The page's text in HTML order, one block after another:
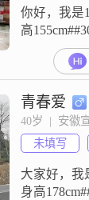
你好，我是
高
到5000元
##3002##
##3002##
平时喜欢看
氧舞蹈来保
上，我是一
单实在的过
青春爱
40岁  |  安徽
未填写
大家好，我
身高